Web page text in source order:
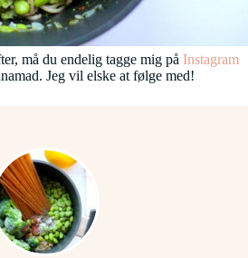
må du endelig tagge mig på Instagram
Jeg vil elske at følge med!